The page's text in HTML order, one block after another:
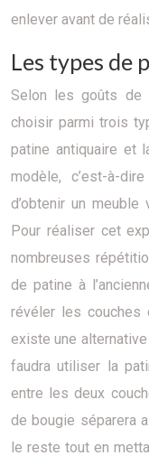
enlever avant de
Les types de
Selon les goûts de
choisir parmi trois
patine antiquaire et
modèle, c’est-à-
d’obtenir un meuble
Pour réaliser cet
nombreuses
de patine à
révéler les couches
existe une
faudra utiliser la
entre les deux
de bougie séparera
le reste tout en